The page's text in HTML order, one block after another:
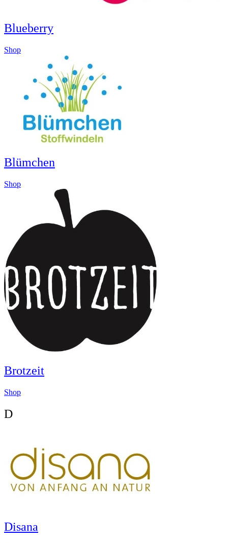
Blueberry
Shop
Blümchen
Shop
Brotzeit
Shop
D
Disana